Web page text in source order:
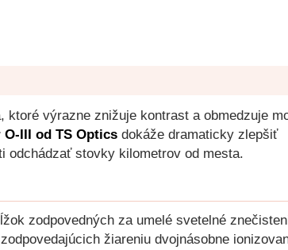
ktoré výrazne znižuje kontrast a obmedzuje
III od TS Optics dokáže dramaticky zlepšiť
odchádzať stovky kilometrov od mesta.
zodpovedných za umelé svetelné
žiareniu dvojnásobne